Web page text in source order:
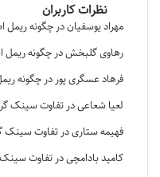
نظرات کاربران
مهراد یوسفیاندر چگونه
رهاوی گلبخشدر چگونه
فرهاد عسگری پور در چگونه
لعیا شعاعیدر تفاوت سینک
فهیمه ستاریدر تفاوت سینک
کامید بادامچیدر تفاوت